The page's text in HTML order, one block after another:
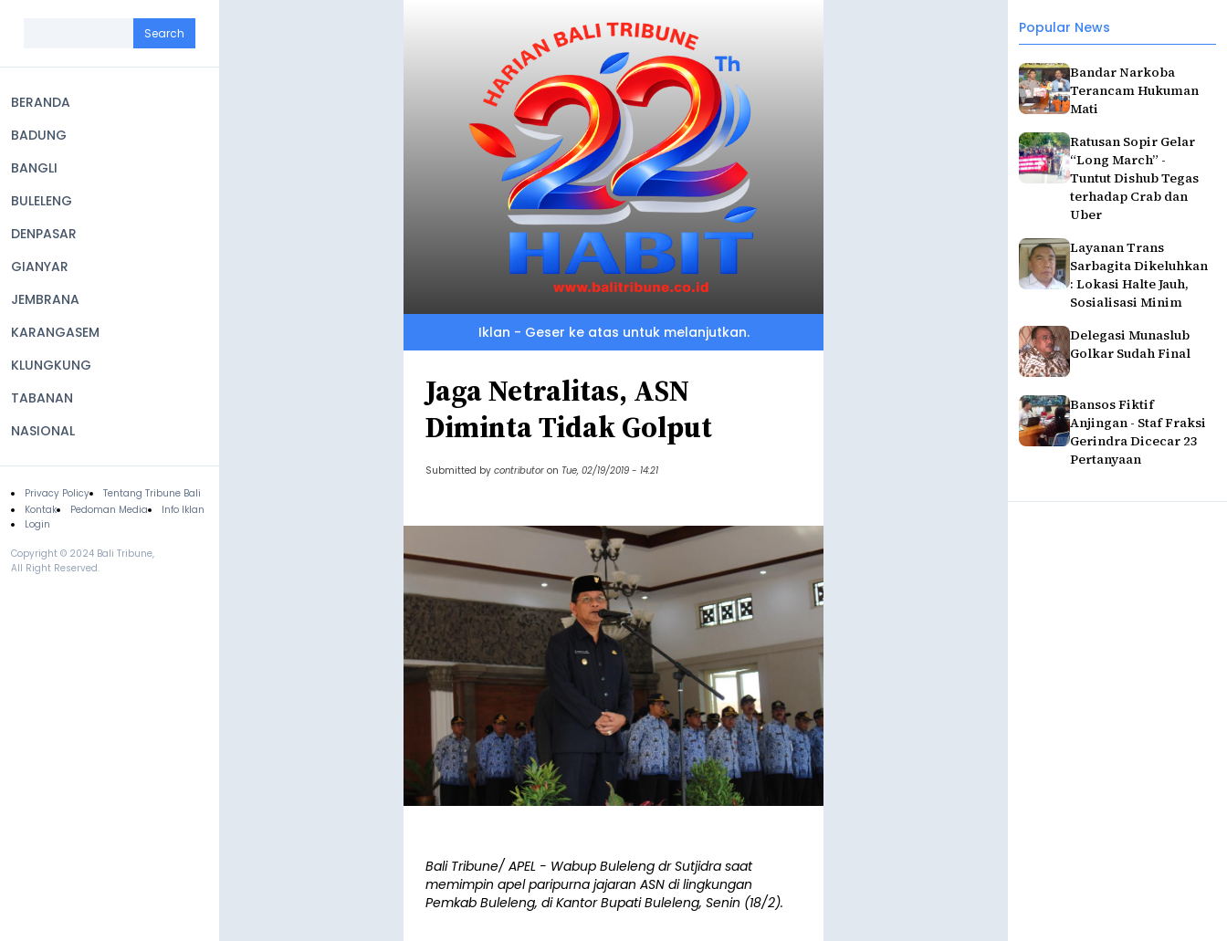
navigation
BERANDA
BADUNG
BANGLI
BULELENG
DENPASAR
GIANYAR
JEMBRANA
KARANGASEM
KLUNGKUNG
TABANAN
NASIONAL
Footer
Privacy Policy
Tentang Tribune Bali
Kontak
Pedoman Media
Info Iklan
Login
Copyright © 2024 Bali Tribune,
All Right Reserved.
Popular News
Bandar Narkoba
Terancam Hukuman
Mati
Ratusan Sopir Gelar
“Long March” -
Tuntut Dishub Tegas
terhadap Crab dan
Uber
Layanan Trans
Sarbagita Dikeluhkan
: Lokasi Halte Jauh,
Sosialisasi Minim
Delegasi Munaslub
Golkar Sudah Final
Bansos Fiktif
Anjingan - Staf Fraksi
Gerindra Dicecar 23
Pertanyaan
Iklan - Geser ke atas untuk melanjutkan.
Jaga Netralitas, ASN
Diminta Tidak Golput
Submitted by contributor on Tue, 02/19/2019 - 14:21
Bali Tribune/ APEL - Wabup Buleleng dr Sutjidra saat
memimpin apel paripurna jajaran ASN di lingkungan
Pemkab Buleleng, di Kantor Bupati Buleleng, Senin (18/2).